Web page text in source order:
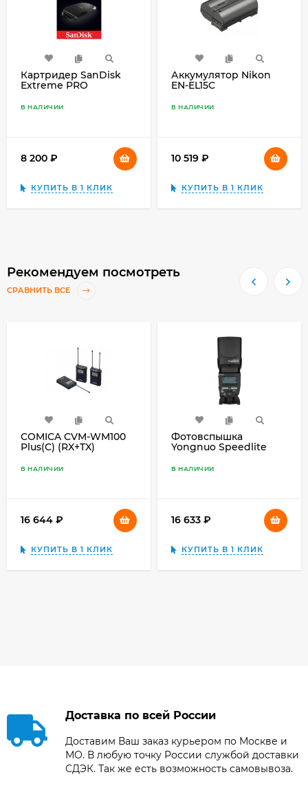
Картридер SanDisk
Extreme PRO
SDDR-F451, чёрный
В НАЛИЧИИ
8 200
КУПИТЬ В 1 КЛИК
Аккумулятор Nikon
EN-EL15C
В НАЛИЧИИ
10 519
КУПИТЬ В 1 КЛИК
Рекомендуем посмотреть
СРАВНИТЬ ВСЕ
COMICA CVM-WM100
Plus(C) (RX+TX)
петличная
В НАЛИЧИИ
16 644
КУПИТЬ В 1 КЛИК
Фотовспышка
Yongnuo Speedlite
В НАЛИЧИИ
16 633
КУПИТЬ В 1 КЛИК
Доставка по всей России
Доставим Ваш заказ курьером по Москве и
МО. В любую точку России службой доставки
СДЭК. Так же есть возможность самовывоза.